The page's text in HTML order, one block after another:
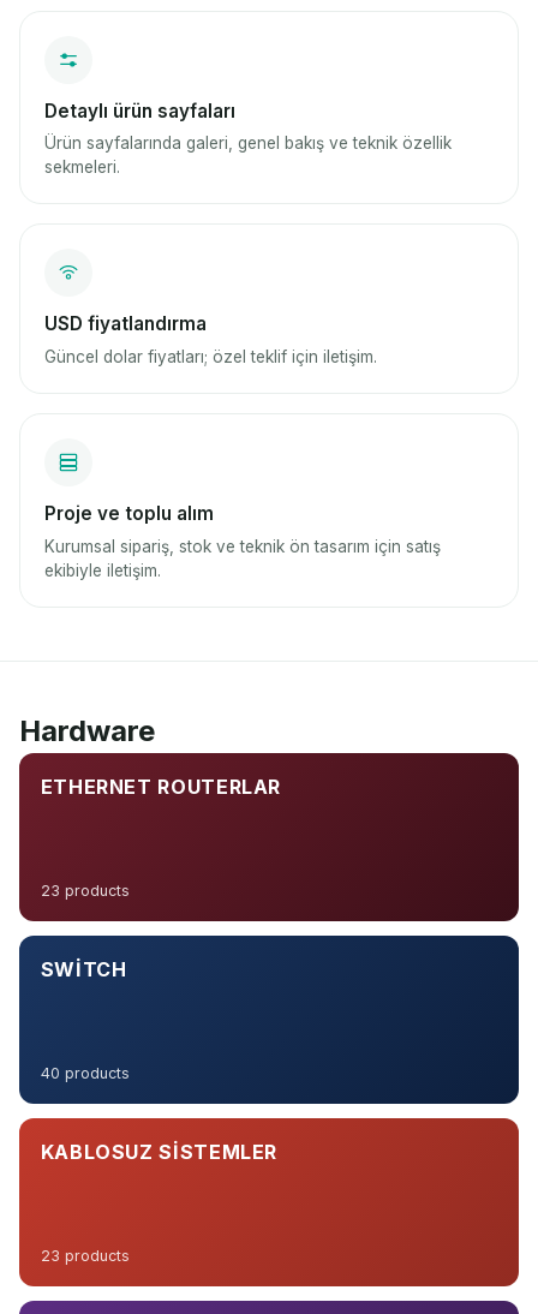
Detaylı ürün sayfaları
Ürün sayfalarında galeri, genel bakış ve teknik özellik
sekmeleri.
USD fiyatlandırma
Güncel dolar fiyatları; özel teklif için iletişim.
Proje ve toplu alım
Kurumsal sipariş, stok ve teknik ön tasarım için satış
ekibiyle iletişim.
Hardware
ETHERNET ROUTERLAR
23 products
SWITCH
40 products
KABLOSUZ SISTEMLER
23 products